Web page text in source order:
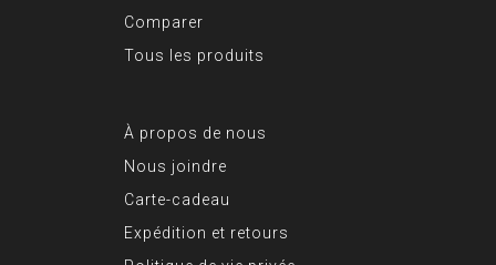
Comparer
Tous les produits
À propos de nous
Nous joindre
Carte-cadeau
Expédition et retours